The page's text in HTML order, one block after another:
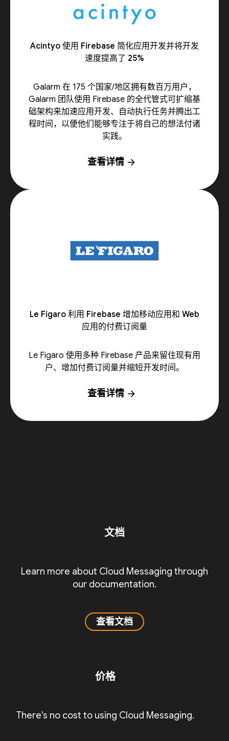
Acintyo 使用 Firebase 简化应用开发并将开发
速度提高了 25%
Galarm 在 175 个国家/地区拥有数百万用户，
Galarm 团队使用 Firebase 的全代管式可扩缩基
础架构来加速应用开发、自动执行任务并腾出工
程时间，以便他们能够专注于将自己的想法付诸
实践。
查看详情 arrow_forward
Le Figaro 利用 Firebase 增加移动应用和 Web
应用的付费订阅量
Le Figaro 使用多种 Firebase 产品来留住现有用
户、增加付费订阅量并缩短开发时间。
查看详情 arrow_forward
文档
Learn more about Cloud Messaging through
our documentation.
查看文档
价格
There's no cost to using Cloud Messaging.